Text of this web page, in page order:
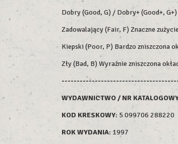
Dobry (Good, G) / Dobry+ (Good+,
Zadowalający (Fair, F) Znaczne
Kiepski (Poor, P) Bardzo zniszczona
Zły (Bad, B) Wyraźnie zniszczona
WYDAWNICTWO / NR
KOD KRESKOWY: 5 099706 288220
ROK WYDANIA: 1997